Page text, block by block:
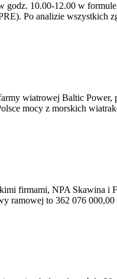
10.00-12.00 w
Po analizie wszystkich
wiatrowej Baltic
mocy z morskich
firmami, NPA Skawina
to 362 076 000,00